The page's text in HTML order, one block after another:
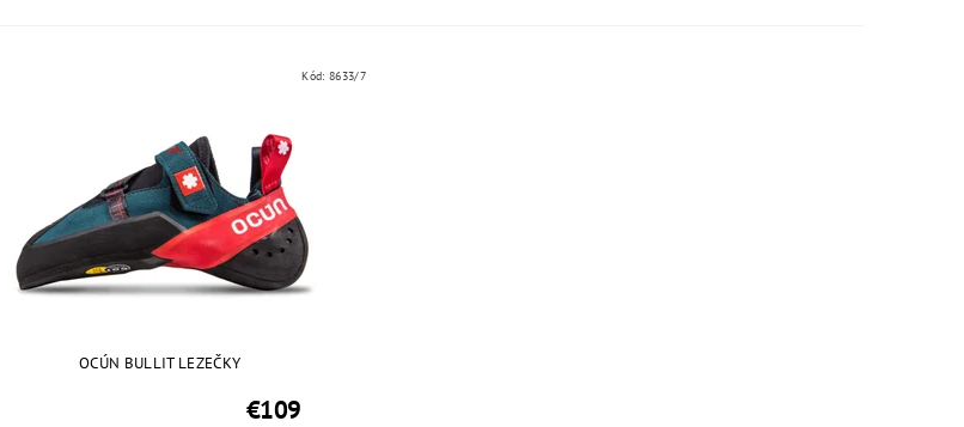
Kód: 8633/7
OCÚN BULLIT LEZEČKY
€109